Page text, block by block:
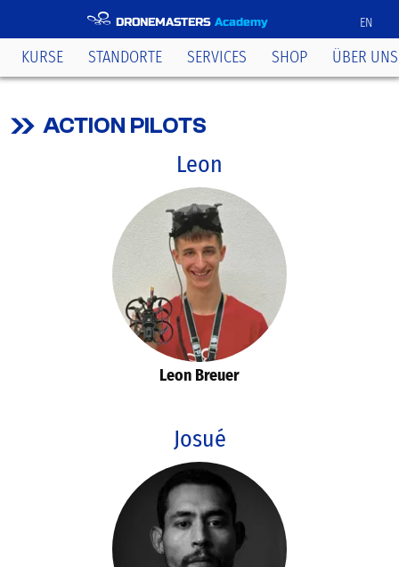
DRONEMASTERS Academy
KURSE STANDORTE SERVICES SHOP ÜBER UNS
EN
ACTION PILOTS
Leon
Leon Breuer
Josué